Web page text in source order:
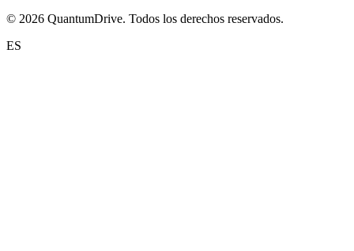
© 2026 QuantumDrive. Todos los derechos reservados.
ES